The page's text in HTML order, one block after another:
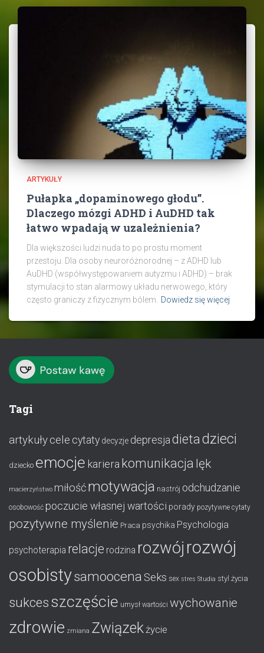
ARTYKUŁY
Pułapka „dopaminowego głodu”.
Dlaczego mózgi ADHD i AuDHD tak
łatwo wpadają w uzależnienia?
Dla większości ludzi nuda to po prostu moment
przestoju. Dla osoby neuroróżnorodnej – z ADHD lub
AuDHD (współwystępowaniem autyzmu i ADHD) – brak
stymulacji to stan alarmowy układu nerwowego, który
często graniczy z fizycznym bólem.
Dowiedz się więcej
Tagi
artykułycele cytaty decyzje depresja dietadzieci
dziecko emocje kariera komunikacja lęk
macierzyństwo miłośćmotywacja nastrój odchudzanie
osobowość poczucie własnej wartości porady pozytywne cytaty
pozytywne myślenie Praca psychika Psychologia
psychoterapia relacje rodzina rozwój rozwój
osobistysamoocena Seks sex stres Studia styl życia
sukcesszczęście umysł wartości wychowanie
zdrowie zmiana Związekżycie